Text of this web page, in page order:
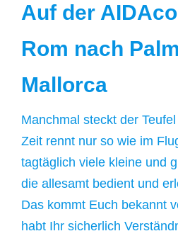
Auf der AI
Rom nach
Mallorca
Manchmal steckt der
Zeit rennt nur so wie im
tagtäglich viele kleine und
die allesamt bedient und
Das kommt Euch bekannt
habt Ihr sicherlich